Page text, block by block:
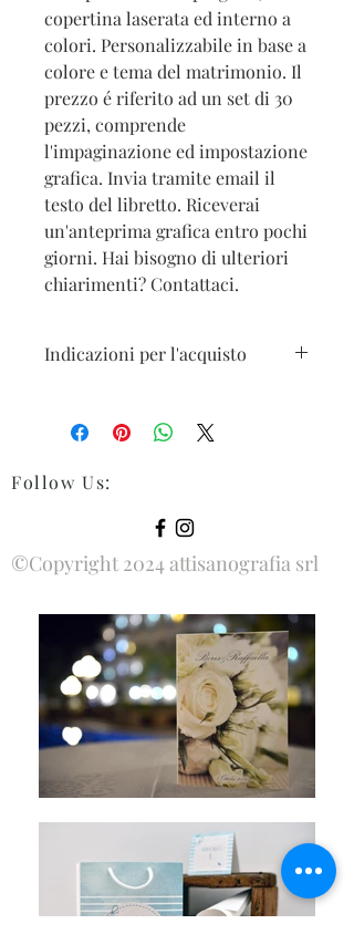
copertina laserata ed interno a
colori. Personalizzabile in base a
colore e tema del matrimonio. Il
prezzo é riferito ad un set di 30
pezzi, comprende
l'impaginazione ed impostazione
grafica. Invia tramite email il
testo del libretto. Riceverai
un'anteprima grafica entro pochi
giorni. Hai bisogno di ulteriori
chiarimenti? Contattaci.
Indicazioni per l'acquisto
trasporto. Le spese totali verranno
indicate al momento del Check-out.
Follow Us:
©Copyright 2024 attisanografia srl